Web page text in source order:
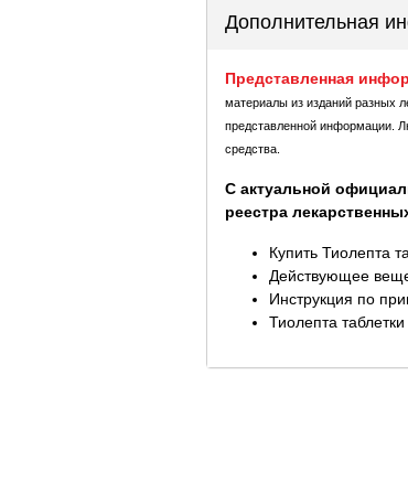
Дополнительная
Представленная
материалы из изданий разных
представленной информации.
средства.
С актуальной
реестра
Купить Тиолепта
Действующее
Инструкция по
Тиолепта